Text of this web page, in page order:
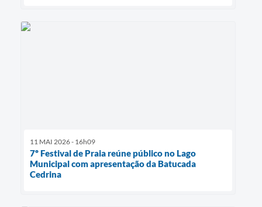
11 MAI 2026 - 16h09
7º Festival de Praia reúne público no Lago
Municipal com apresentação da Batucada
Cedrina